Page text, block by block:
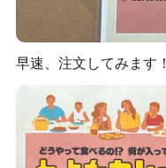
早速、注文してみます！